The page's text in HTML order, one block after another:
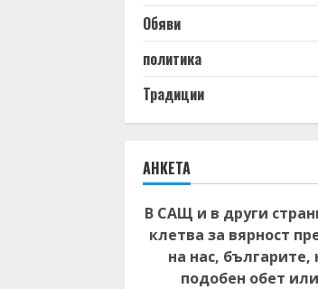
Обяви
политика
Традиции
АНКЕТА
В САЩ и в други
клетва за вярност
на нас, българите,
подобен обет